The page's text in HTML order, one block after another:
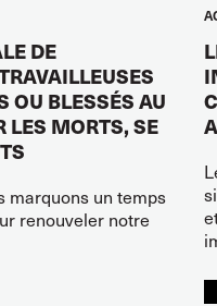
DE
OU BLESSÉS AU
LES MORTS, SE
marquons un temps
renouveler notre